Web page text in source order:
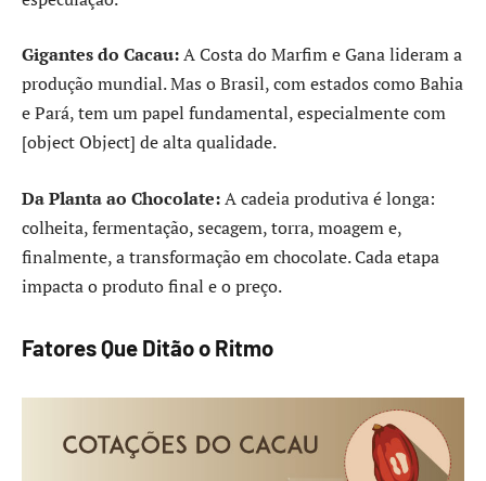
Gigantes do Cacau:A Costa do Marfim e Gana lideram a
produção mundial. Mas o Brasil, com estados como Bahia
e Pará, tem um papel fundamental, especialmente com
[object Object] de alta qualidade.
Da Planta ao Chocolate:A cadeia produtiva é longa:
colheita, fermentação, secagem, torra, moagem e,
finalmente, a transformação em chocolate. Cada etapa
impacta o produto final e o preço.
Fatores Que Ditão o Ritmo